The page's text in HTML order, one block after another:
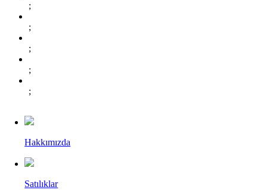
;
;
;
;
;
Hakkımızda
Satılıklar